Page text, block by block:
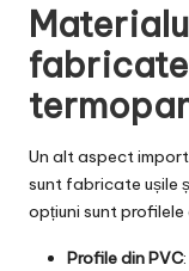
Un alt aspect
sunt fabricate ușile
opțiuni sunt profilele
Profile din PVC